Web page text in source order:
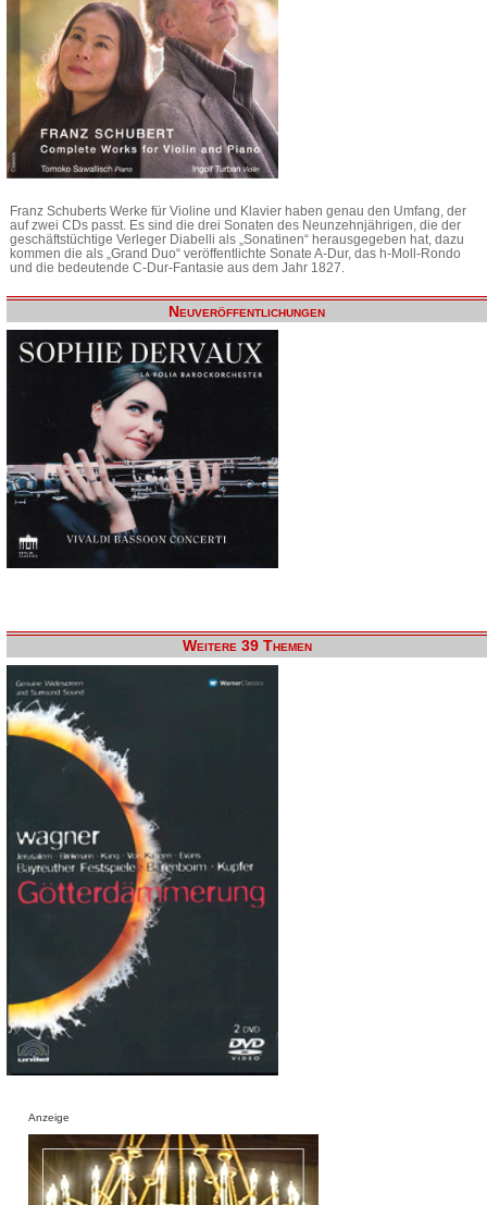
Franz Schuberts Werke für Violine und Klavier haben genau den Umfang, der
auf zwei CDs passt. Es sind die drei Sonaten des Neunzehnjährigen, die der
geschäftstüchtige Verleger Diabelli als „Sonatinen“ herausgegeben hat, dazu
kommen die als „Grand Duo“ veröffentlichte Sonate A-Dur, das h-Moll-Rondo
und die bedeutende C-Dur-Fantasie aus dem Jahr 1827.
Neuveröffentlichungen
Weitere 39 Themen
Anzeige